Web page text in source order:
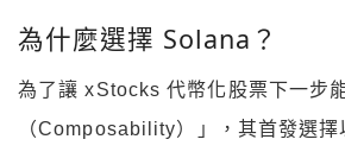
為什麼選擇 Solana？
為了讓 xStocks 代幣化股票下一步
（Composability）」，其首發選擇